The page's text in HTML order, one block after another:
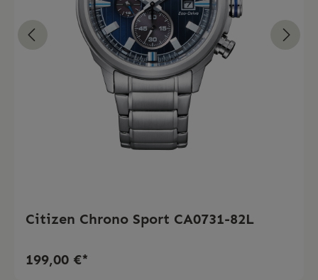
Citizen Chrono Sport CA0731-82L
199,00 €*